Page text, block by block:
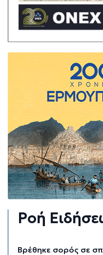
Ροή
Βρέθηκε σορός σε